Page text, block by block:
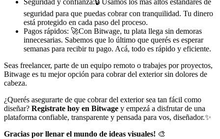
Seguridad y confianza:🔒 Usamos los más altos estándares de
seguridad para que puedas cobrar con tranquilidad. Tu dinero
está protegido en cada paso del proceso.
Pagos rápidos: 🚀Con Bitwage, tu plata llega sin demoras
innecesarias. Sabemos que lo último que querés es esperar
semanas para recibir tu pago. Acá, todo es rápido y eficiente.
Seas freelancer, parte de un equipo remoto o trabajes por proyectos,
Bitwage es tu mejor opción para cobrar del exterior sin dolores de
cabeza.
¿Querés asegurarte de que cobrar del exterior sea tan fácil como
diseñar? Registrate hoy en Bitwage y empezá a disfrutar de una
plataforma confiable, transparente y pensada para vos, diseñador.✨
Gracias por llenar el mundo de ideas visuales! 🎨